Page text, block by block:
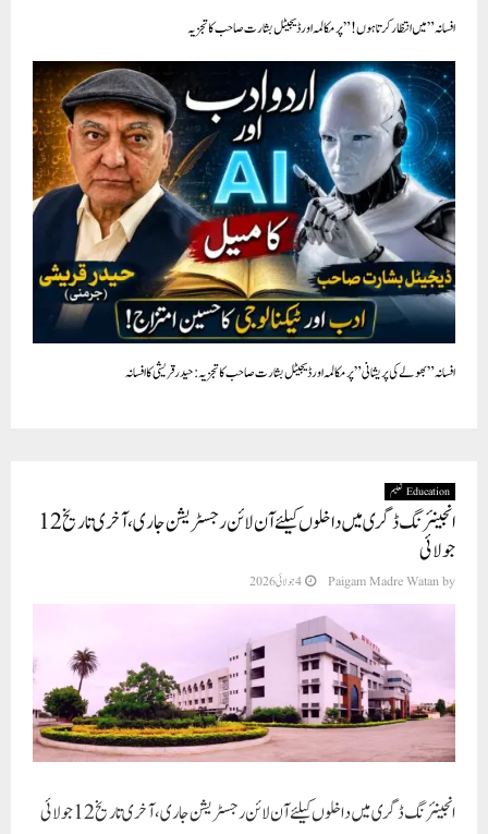
افسانہ ” میں انتظار کرتا ہوں!” پر مکالمہ اور ڈیجیٹل بشارت صاحب کا تجزيہ
افسانہ ” بھولے کی پریشانی” پر مکالمہ اور ڈیجیٹل بشارت صاحب کا تجزيہ : حیدرقریشی کا افسانہ
Education تعلیم
انجینئرنگ ڈگری میں داخلوں کیلئے آن لائن رجسٹریشن جاری، آخری تاریخ 12
جولائی
by
Paigam Madre Watan 4 جولائی 2026
انجینئرنگ ڈگری میں داخلوں کیلئے آن لائن رجسٹریشن جاری، آخری تاریخ 12 جولائی